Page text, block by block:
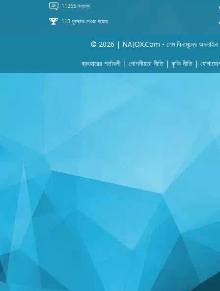
© 2026 | NAJOX.com - গেম বিনামূল্যে অনলাইন
ব্যবহারের শর্তাবলী | গোপনীয়তা নীতি| কুকি নীতি|